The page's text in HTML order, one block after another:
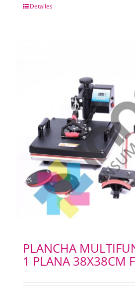
Detalles
PLANCHA
1 PLANA 38X38CM